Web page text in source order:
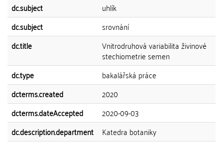
dc.subject
uhlík
dc.subject
srovnání
dc.title
Vnitrodruhová variabilita živinové
stechiometrie semen
dc.type
bakalářská práce
dcterms.created
2020
dcterms.dateAccepted
2020-09-03
dc.description.department
Katedra botaniky